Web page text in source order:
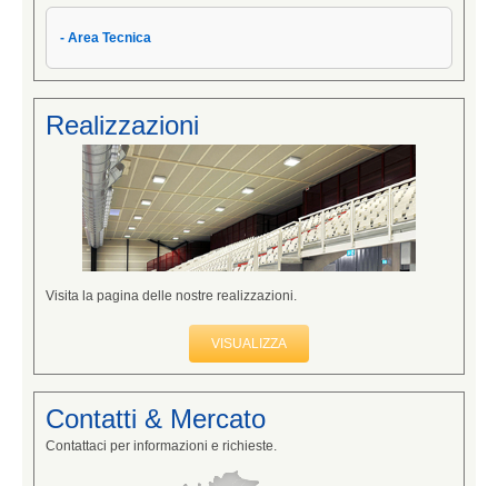
- Area Tecnica
Realizzazioni
Visita la pagina delle nostre realizzazioni.
VISUALIZZA
Contatti & Mercato
Contattaci per informazioni e richieste.